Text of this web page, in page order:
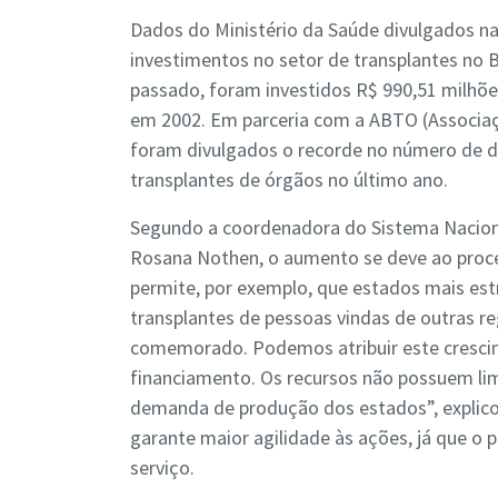
Dados do Ministério da Saúde divulgados
investimentos no setor de transplantes no
passado, foram investidos R$ 990,51
em 2002. Em parceria com a ABTO
foram divulgados o recorde no número de
transplantes de órgãos no último ano.
Segundo a coordenadora do Sistema
Rosana Nothen, o aumento se deve ao
permite, por exemplo, que estados mais
transplantes de pessoas vindas de outras
comemorado. Podemos atribuir este
financiamento. Os recursos não possuem
demanda de produção dos estados”,
garante maior agilidade às ações, já que
serviço.